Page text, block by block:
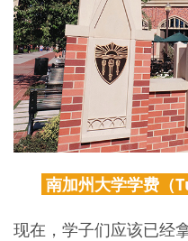
南加州大学学费（
现在，学子们应该已经